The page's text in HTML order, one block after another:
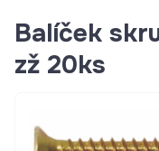
Balíček
zž 20ks